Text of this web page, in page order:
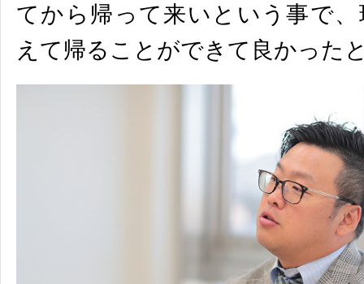
てから帰って来いという事で、
えて帰ることができて良かった